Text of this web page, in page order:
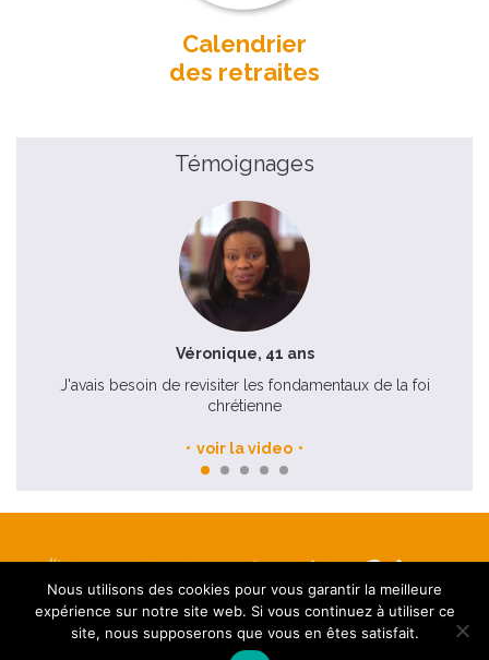
Calendrier
des retraites
Témoignages
Véronique, 41 ans
J'avais besoin de revisiter les fondamentaux de la foi
chrétienne
voir la video
Mentions légales
FAQ
Nous utilisons des cookies pour vous garantir la meilleure
expérience sur notre site web. Si vous continuez à utiliser ce
site, nous supposerons que vous en êtes satisfait.